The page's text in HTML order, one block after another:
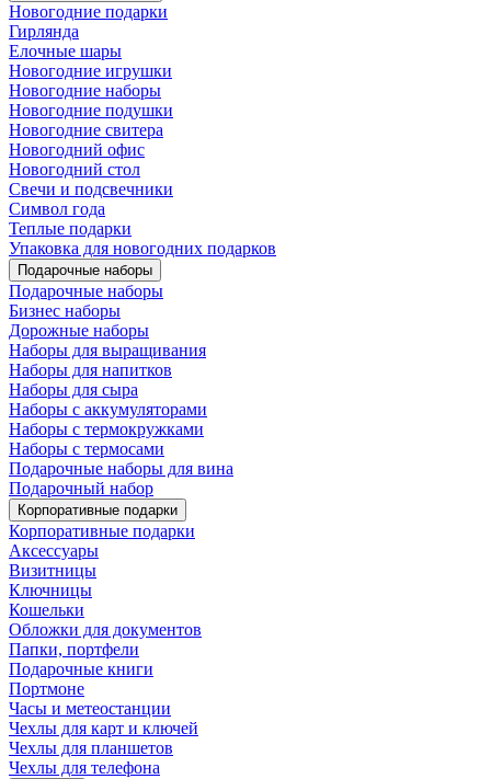
Новогодние подарки
Гирлянда
Елочные шары
Новогодние игрушки
Новогодние наборы
Новогодние подушки
Новогодние свитера
Новогодний офис
Новогодний стол
Свечи и подсвечники
Символ года
Теплые подарки
Упаковка для новогодних подарков
Подарочные наборы
Подарочные наборы
Бизнес наборы
Дорожные наборы
Наборы для выращивания
Наборы для напитков
Наборы для сыра
Наборы с аккумуляторами
Наборы с термокружками
Наборы с термосами
Подарочные наборы для вина
Подарочный набор
Корпоративные подарки
Корпоративные подарки
Аксессуары
Визитницы
Ключницы
Кошельки
Обложки для документов
Папки, портфели
Подарочные книги
Портмоне
Часы и метеостанции
Чехлы для карт и ключей
Чехлы для планшетов
Чехлы для телефона